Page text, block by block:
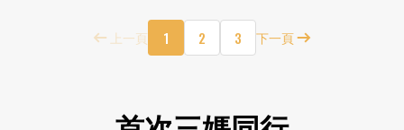
上一頁 1 2 3 下一頁